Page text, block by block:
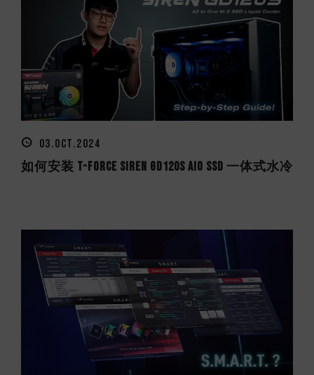
03.OCT.2024
如何安装 T-FORCE SIREN GD120S AIO SSD 一体式水冷